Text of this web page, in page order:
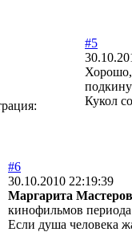
#5
Хорошо,
Кукол
#6
30.10.2010 22:19:39
Маргарита
кинофильмов периода
Если душа человека